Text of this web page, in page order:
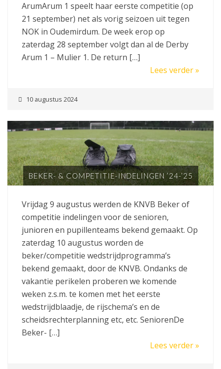
ArumArum 1 speelt haar eerste competitie (op
21 september) net als vorig seizoen uit tegen
NOK in Oudemirdum. De week erop op
zaterdag 28 september volgt dan al de Derby
Arum 1 – Mulier 1. De return […]
Lees verder »
10 augustus 2024
BEKER- & COMPETITIE-INDELINGEN ’24-’25
Vrijdag 9 augustus werden de KNVB Beker of
competitie indelingen voor de senioren,
junioren en pupillenteams bekend gemaakt. Op
zaterdag 10 augustus worden de
beker/competitie wedstrijdprogramma’s
bekend gemaakt, door de KNVB. Ondanks de
vakantie perikelen proberen we komende
weken z.s.m. te komen met het eerste
wedstrijdblaadje, de rijschema’s en de
scheidsrechterplanning etc, etc. SeniorenDe
Beker- […]
Lees verder »